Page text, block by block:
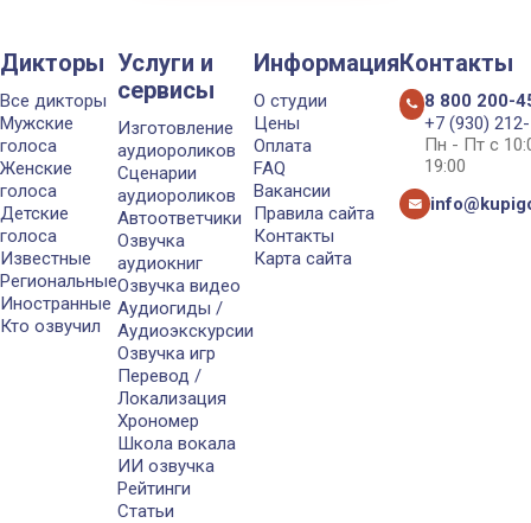
Дикторы
Все дикторы
Мужские
голоса
Женские
голоса
Детские
голоса
Известные
Региональные
Иностранные
Кто озвучил
Услуги и
сервисы
Изготовление
аудиороликов
Сценарии
аудиороликов
Автоответчики
Озвучка
аудиокниг
Озвучка видео
Аудиогиды /
Аудиоэкскурсии
Озвучка игр
Перевод /
Локализация
Хрономер
Школа вокала
ИИ озвучка
Рейтинги
Статьи
Информация
О студии
Цены
Оплата
FAQ
Вакансии
Правила сайта
Контакты
Карта сайта
Контакты
8 800 200-
+7 (930)
Пн - Пт с
19:00